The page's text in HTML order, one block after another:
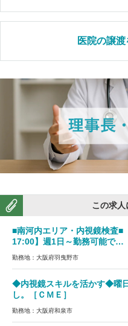
医院の譲
この求人
■南河内エリア・内視鏡検査■
17:00】週1日～勤務可能で…
勤務地：大阪府羽曳野市
◆内視鏡スキルを活かす◆曜
し。［ＣＭＥ］
勤務地：大阪府和泉市